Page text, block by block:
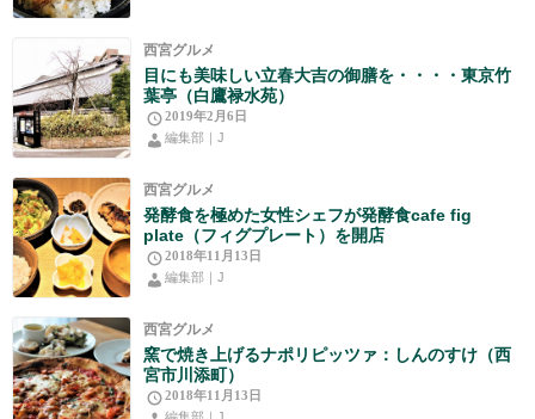
西宮グルメ
目にも美味しい立春大吉の御膳を・・・・東京竹
葉亭（白鷹禄水苑）
2019年2月6日
編集部｜J
西宮グルメ
発酵食を極めた女性シェフが発酵食cafe fig
plate（フィグプレート）を開店
2018年11月13日
編集部｜J
西宮グルメ
窯で焼き上げるナポリピッツァ：しんのすけ（西
宮市川添町）
2018年11月13日